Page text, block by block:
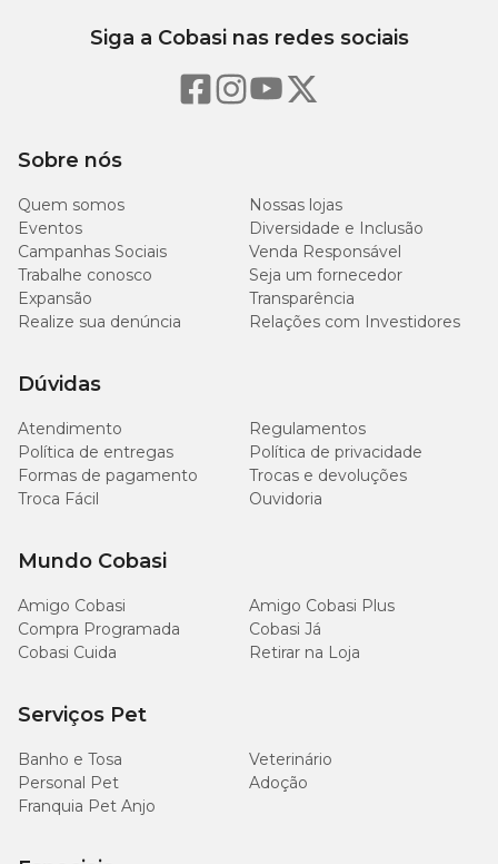
Sobre nós
Quem somos
Nossas lojas
Eventos
Diversidade e Inclusão
Campanhas Sociais
Venda Responsável
Trabalhe conosco
Seja um fornecedor
Expansão
Transparência
Realize sua denúncia
Relações com Investidores
Dúvidas
Atendimento
Regulamentos
Política de entregas
Política de privacidade
Formas de pagamento
Trocas e devoluções
Troca Fácil
Ouvidoria
Mundo Cobasi
Amigo Cobasi
Amigo Cobasi Plus
Compra Programada
Cobasi Já
Cobasi Cuida
Retirar na Loja
Serviços Pet
Banho e Tosa
Veterinário
Personal Pet
Adoção
Franquia Pet Anjo
Siga a Cobasi nas redes sociais